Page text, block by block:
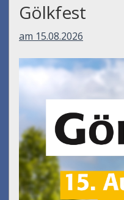
Gölkfest
am 15.08.2026